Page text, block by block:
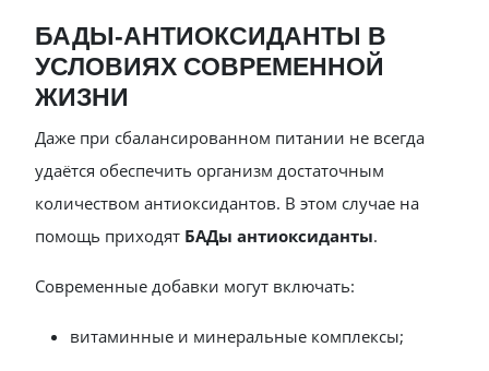
БАДЫ-АНТИОКСИДАНТЫ В
УСЛОВИЯХ СОВРЕМЕННОЙ
ЖИЗНИ
Даже при сбалансированном питании не всегда
удаётся обеспечить организм достаточным
количеством антиоксидантов. В этом случае на
помощь приходят БАДы антиоксиданты.
Современные добавки могут включать:
витаминные и минеральные комплексы;